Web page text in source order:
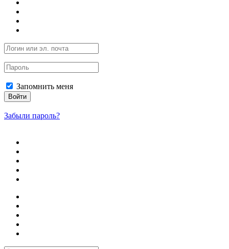
Запомнить меня
Войти
Забыли пароль?